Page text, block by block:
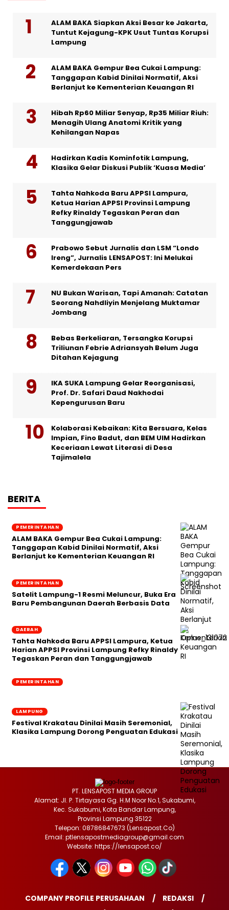
ALAM BAKA Siapkan Aksi Besar ke Jakarta,
Tuntut Kejagung-KPK Usut Tuntas Korupsi
Lampung
ALAM BAKA Gempur Bea Cukai Lampung:
Tanggapan Kabid Dinilai Normatif, Aksi
Berlanjut ke Kementerian Keuangan RI
Hibah Rp60 Miliar Senyap, Rp35 Miliar Riuh:
Menagih Ulang Anatomi Kritik yang
Kehilangan Napas
Hadirkan Kadis Kominfotik Lampung,
Klasika Gelar Diskusi Publik ‘Kuasa Media’
Tahta Nahkoda Baru APPSI Lampura,
Ketua Harian APPSI Provinsi Lampung
Refky Rinaldy Tegaskan Peran dan
Tanggungjawab
Prabowo Sebut Jurnalis dan LSM “Londo
Ireng”, Jurnalis LENSAPOST: Ini Melukai
Kemerdekaan Pers
NU Bukan Warisan, Tapi Amanah: Catatan
Seorang Nahdliyin Menjelang Muktamar
Jombang
Bebas Berkeliaran, Tersangka Korupsi
Triliunan Febrie Adriansyah Belum Juga
Ditahan Kejagung
IKA SUKA Lampung Gelar Reorganisasi,
Prof. Dr. Safari Daud Nakhodai
Kepengurusan Baru
Kolaborasi Kebaikan: Kita Bersuara, Kelas
Impian, Fino Badut, dan BEM UIM Hadirkan
Keceriaan Lewat Literasi di Desa
Tajimalela
BERITA
PEMERINTAHAN
ALAM BAKA Gempur Bea Cukai Lampung:
Tanggapan Kabid Dinilai Normatif, Aksi
Berlanjut ke Kementerian Keuangan RI
PEMERINTAHAN
Satelit Lampung-1 Resmi Meluncur, Buka Era
Baru Pembangunan Daerah Berbasis Data
DAERAH
Tahta Nahkoda Baru APPSI Lampura, Ketua
Harian APPSI Provinsi Lampung Refky Rinaldy
Tegaskan Peran dan Tanggungjawab
PEMERINTAHAN
LAMPUNG
Festival Krakatau Dinilai Masih Seremonial,
Klasika Lampung Dorong Penguatan Edukasi
PT. LENSAPOST MEDIA GROUP
Alamat: Jl. P. Tirtayasa Gg. H.M Noor No.1, Sukabumi,
Kec. Sukabumi, Kota Bandar Lampung,
Provinsi Lampung 35122
Telepon: 08786847673 (Lensapost.Co)
Email: ptlensapostmediagroup@gmail.com
Website: https://lensapost.co/
COMPANY PROFILE PERUSAHAAN
REDAKSI